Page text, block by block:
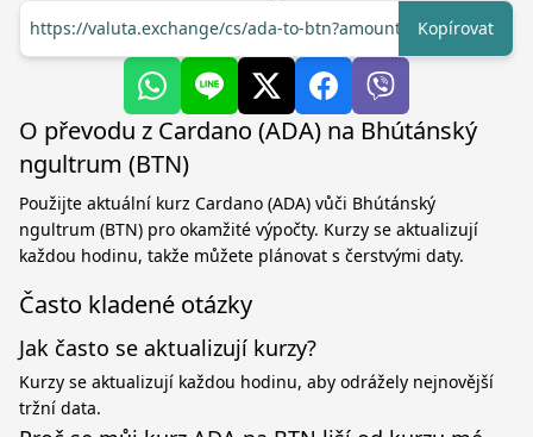
https://valuta.exchange/cs/ada-to-btn?amount=1Kopírovat
O převodu z Cardano (ADA) na Bhútánský
ngultrum (BTN)
Použijte aktuální kurz Cardano (ADA) vůči Bhútánský
ngultrum (BTN) pro okamžité výpočty. Kurzy se aktualizují
každou hodinu, takže můžete plánovat s čerstvými daty.
Často kladené otázky
Jak často se aktualizují kurzy?
Kurzy se aktualizují každou hodinu, aby odrážely nejnovější
tržní data.